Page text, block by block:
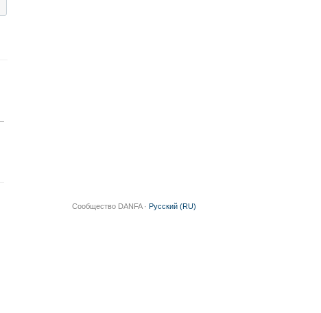
Сообщество DANFA · Русский (RU)